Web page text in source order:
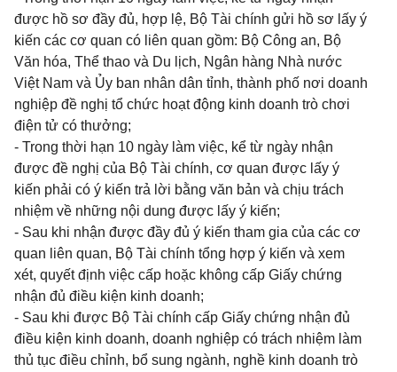
được hồ sơ đầy đủ, hợp lệ, Bộ Tài chính gửi hồ sơ lấy ý
kiến các cơ quan có liên quan gồm: Bộ Công an, Bộ
Văn hóa, Thể thao và Du lịch, Ngân hàng Nhà nước
Việt Nam và Ủy ban nhân dân tỉnh, thành phố nơi doanh
nghiệp đề nghị tổ chức hoạt động kinh doanh trò chơi
điện tử có thưởng;
- Trong thời hạn 10 ngày làm việc, kể từ ngày nhận
được đề nghị của Bộ Tài chính, cơ quan được lấy ý
kiến phải có ý kiến trả lời bằng văn bản và chịu trách
nhiệm về những nội dung được lấy ý kiến;
- Sau khi nhận được đầy đủ ý kiến tham gia của các cơ
quan liên quan, Bộ Tài chính tổng hợp ý kiến và xem
xét, quyết định việc cấp hoặc không cấp Giấy chứng
nhận đủ điều kiện kinh doanh;
- Sau khi được Bộ Tài chính cấp Giấy chứng nhận đủ
điều kiện kinh doanh, doanh nghiệp có trách nhiệm làm
thủ tục điều chỉnh, bổ sung ngành, nghề kinh doanh trò